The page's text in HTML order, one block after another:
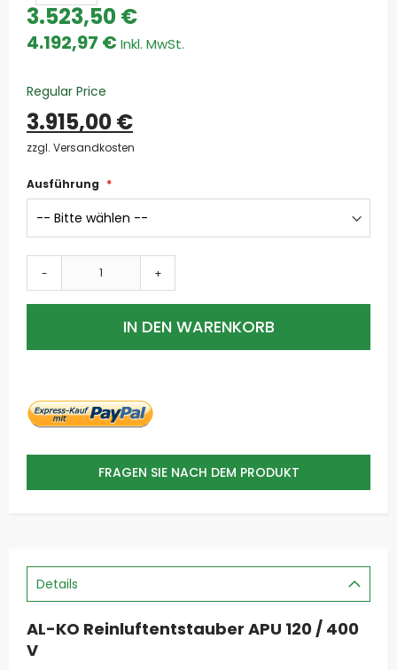
Special
Price
4.192,97 €
3.523,50 €
Regular Price
3.915,00 €
zzgl. Versandkosten
Ausführung
- +
IN DEN WARENKORB
FRAGEN SIE NACH DEM PRODUKT
Details
AL-KO Reinluftentstauber APU 120 / 400
V